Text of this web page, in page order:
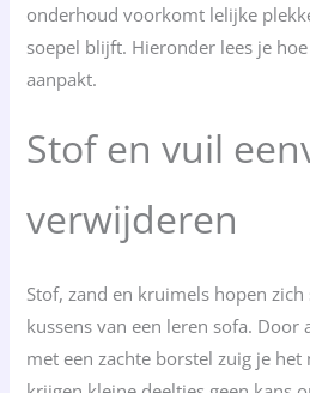
onderhoud voorkomt lelijke
soepel blijft. Hieronder lees je
aanpakt.
Stof en vuil
verwijderen
Stof, zand en kruimels hopen
kussens van een leren sofa. Door
met een zachte borstel zuig je het